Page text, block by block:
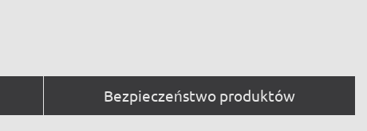
Bezpieczeństwo produktów